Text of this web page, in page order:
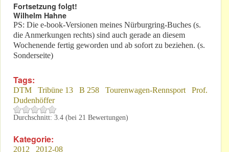
Fortsetzung folgt!
Wilhelm Hahne
PS: Die e-book-Versionen meines Nürburgring-Buches (s.
die Anmerkungen rechts) sind auch gerade an diesem
Wochenende fertig geworden und ab sofort zu beziehen. (s.
Sonderseite)
Tags:
DTM Tribüne 13 B 258 Tourenwagen-Rennsport
Prof.
Dudenhöffer
Durchschnitt: 3.4 (bei 21 Bewertungen)
Kategorie:
2012
2012-08